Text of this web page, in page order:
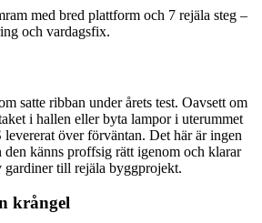
med bred plattform och 7 rejäla steg –
och vardagsfix.
satte ribban under årets test. Oavsett om
i hallen eller byta lampor i uterummet
över förväntan. Det här är ingen
den känns proffsig rätt igenom och klarar
gardiner till rejäla byggprojekt.
krångel